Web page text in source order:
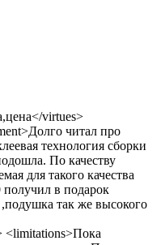
virtues>
читал про
технология сборки
По качеству
для такого качества
получил в подарок
так же высокого
<limitations>Пока